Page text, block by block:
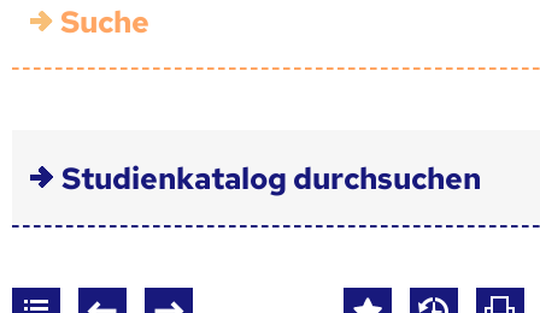
Suche
Studienkatalog durchsuchen